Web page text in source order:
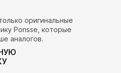
оригинальные
Ponsse, которые
аналогов.